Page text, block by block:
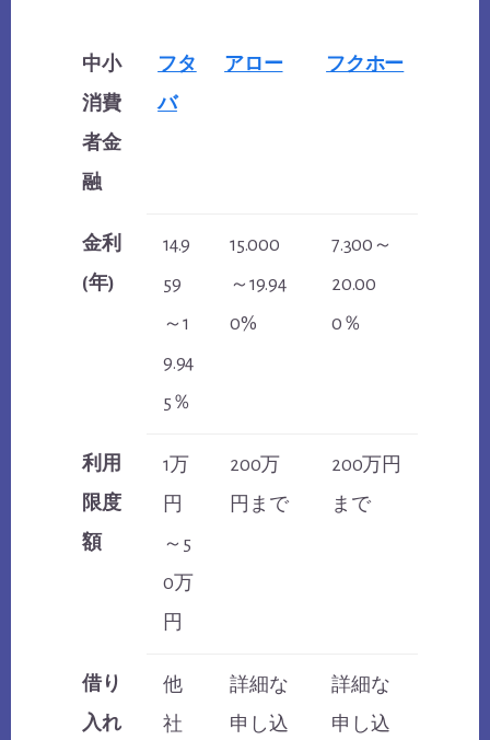
中小
消費
者金
融
フタ
バ
アロー フクホー
金利
(年)
14.9
59
～1
9.94
5％
15.000
～19.94
0%
7.300～
20.00
0％
利用
限度
額
1万
円
～5
0万
円
200万
円まで
200万円
まで
借り
入れ
他
社
詳細な
申し込
詳細な
申し込